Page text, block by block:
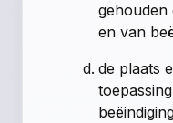
gehouden
en van
de plaats